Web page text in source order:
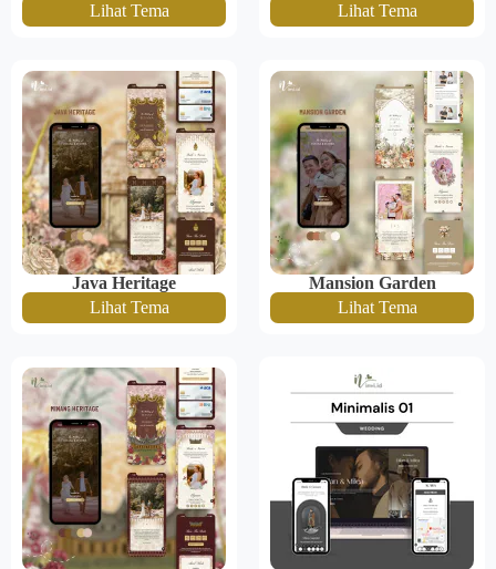
Lihat Tema
Lihat Tema
Java Heritage
Lihat Tema
Mansion Garden
Lihat Tema